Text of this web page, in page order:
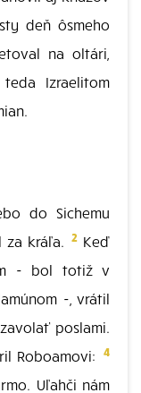
deň ôsmeho
na oltári,
Izraelitom
do Sichemu
za kráľa. 2 Keď
- bol totiž v
-, vrátil
poslami.
Roboamovi: 4
Uľahči nám